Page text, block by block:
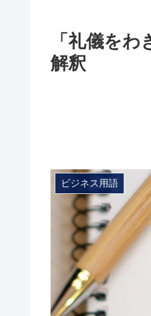
「礼儀を
解釈
ビジネス用語